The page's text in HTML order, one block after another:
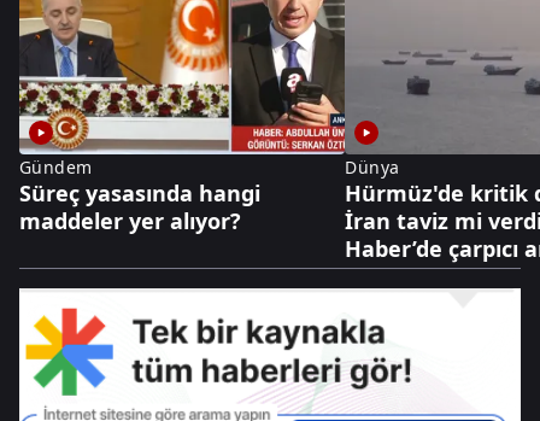
Gündem
Süreç yasasında hangi
maddeler yer alıyor?
Dünya
Hürmüz'de kritik
İran taviz mi
Haber’de çarpıcı